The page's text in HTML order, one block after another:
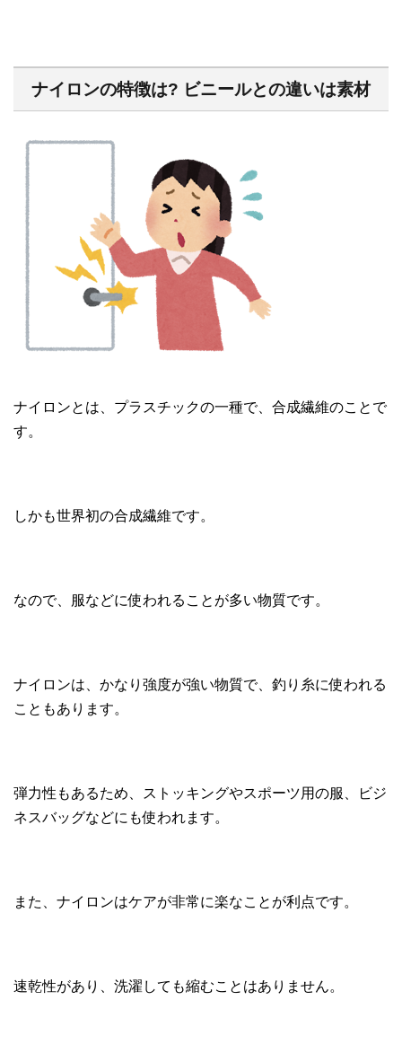
ナイロンの特徴は? ビニールとの違いは素材
ナイロンとは、プラスチックの一種で、合成繊維のことで
す。
しかも世界初の合成繊維です。
なので、服などに使われることが多い物質です。
ナイロンは、かなり強度が強い物質で、釣り糸に使われる
こともあります。
弾力性もあるため、ストッキングやスポーツ用の服、ビジ
ネスバッグなどにも使われます。
また、ナイロンはケアが非常に楽なことが利点です。
速乾性があり、洗濯しても縮むことはありません。